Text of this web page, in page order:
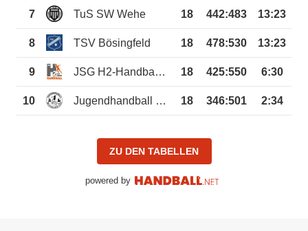
7 TuS SW Wehe 18 442:483 13:23
8 TSV Bösingfeld 18 478:530 13:23
9 JSG H2-Handball Hille-Hartum 2 18 425:550 6:30
10 Jugendhandball Weserbergland 2 18 346:501 2:34
ZU DEN TABELLEN
powered by